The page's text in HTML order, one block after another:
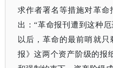
求作者署名等措施对革
出：“革命报刊遭到这种
以后，革命的最前哨就
报》这两个资产阶级的报